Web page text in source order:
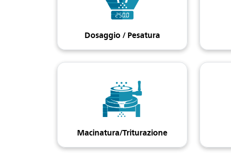
Dosaggio / Pesatura
Macinatura/Triturazione